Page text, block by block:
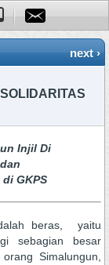
next ›
Injil Di
GKPS
beras, yaitu
sebagian besar
Simalungun,